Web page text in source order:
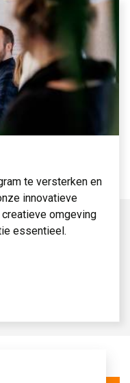
te versterken en
innovatieve
omgeving
essentieel.